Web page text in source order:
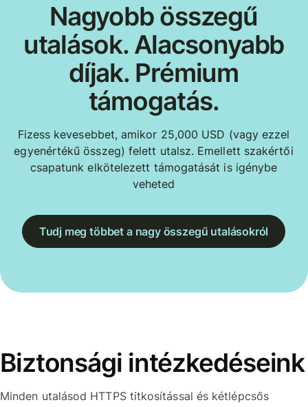
Nagyobb összegű
utalások. Alacsonyabb
díjak. Prémium
támogatás.
Fizess kevesebbet, amikor 25,000 USD (vagy ezzel
egyenértékű összeg) felett utalsz. Emellett szakértői
csapatunk elkötelezett támogatását is igénybe
veheted
Tudj meg többet a nagy összegű utalásokról
Biztonsági intézkedéseink
Minden utalásod HTTPS titkosítással és kétlépcsős